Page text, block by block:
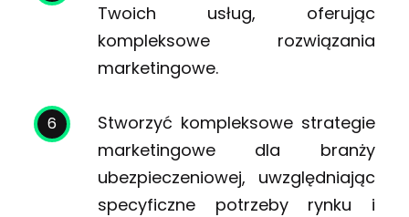
Twoich usług, oferując
kompleksowe rozwiązania
marketingowe.
Stworzyć kompleksowe strategie
marketingowe dla branży
ubezpieczeniowej, uwzględniając
specyficzne potrzeby rynku i